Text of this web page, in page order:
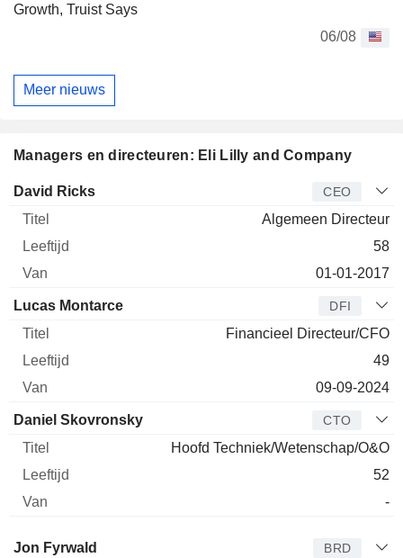
Growth, Truist Says
06/08
Meer nieuws
Managers en directeuren: Eli Lilly and Company
Bedrijfsleider
David Ricks CEO
Algemeen Directeur
58
01-01-2017
Lucas Montarce DFI
Financieel Directeur/CFO
49
09-09-2024
Daniel Skovronsky CTO
Hoofd Techniek/Wetenschap/O&O
52
-
Bestuurder Titel
Jon Fyrwald BRD